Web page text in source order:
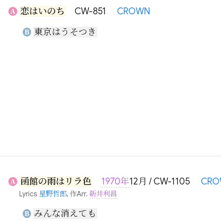
A 恋はいのち CW-851 CROWN
B 東京はうそつき
A 函館の雨はリラ色 1970年12月 / CW-1105
Lyrics 星野哲郎, 作Arr. 新井利昌
B みんな消えても